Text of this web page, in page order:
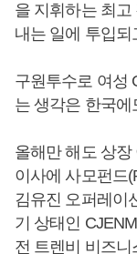
을 지휘하는 최고
내는 일에 투입되
구원투수로 여성
는 생각은 한국에
올해만 해도 상
이사에 사모펀드
김유진 오퍼레이
기 상태인
전 트렌비 비즈니